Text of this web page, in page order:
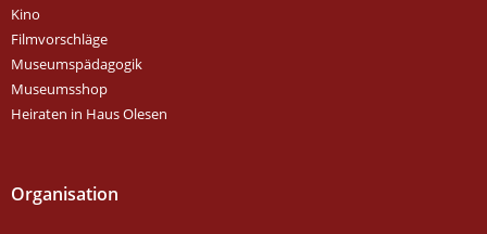
Kino
Filmvorschläge
Museumspädagogik
Museumsshop
Heiraten in Haus Olesen
Organisation